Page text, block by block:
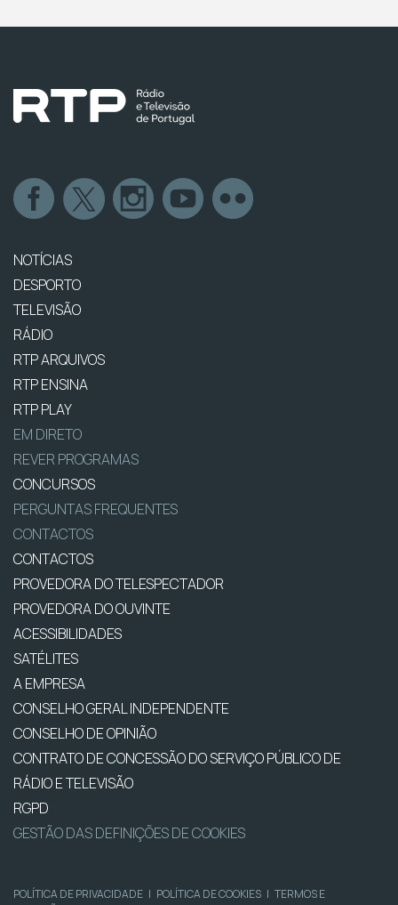
NOTÍCIAS
DESPORTO
TELEVISÃO
RÁDIO
RTP ARQUIVOS
RTP ENSINA
RTP PLAY
EM DIRETO
REVER PROGRAMAS
CONCURSOS
PERGUNTAS FREQUENTES
CONTACTOS
CONTACTOS
PROVEDORA DO TELESPECTADOR
PROVEDORA DO OUVINTE
ACESSIBILIDADES
SATÉLITES
A EMPRESA
CONSELHO GERAL INDEPENDENTE
CONSELHO DE OPINIÃO
CONTRATO DE CONCESSÃO DO SERVIÇO PÚBLICO DE
RÁDIO E TELEVISÃO
RGPD
GESTÃO DAS DEFINIÇÕES DE COOKIES
POLÍTICA DE PRIVACIDADE | POLÍTICA DE COOKIES | TERMOS E